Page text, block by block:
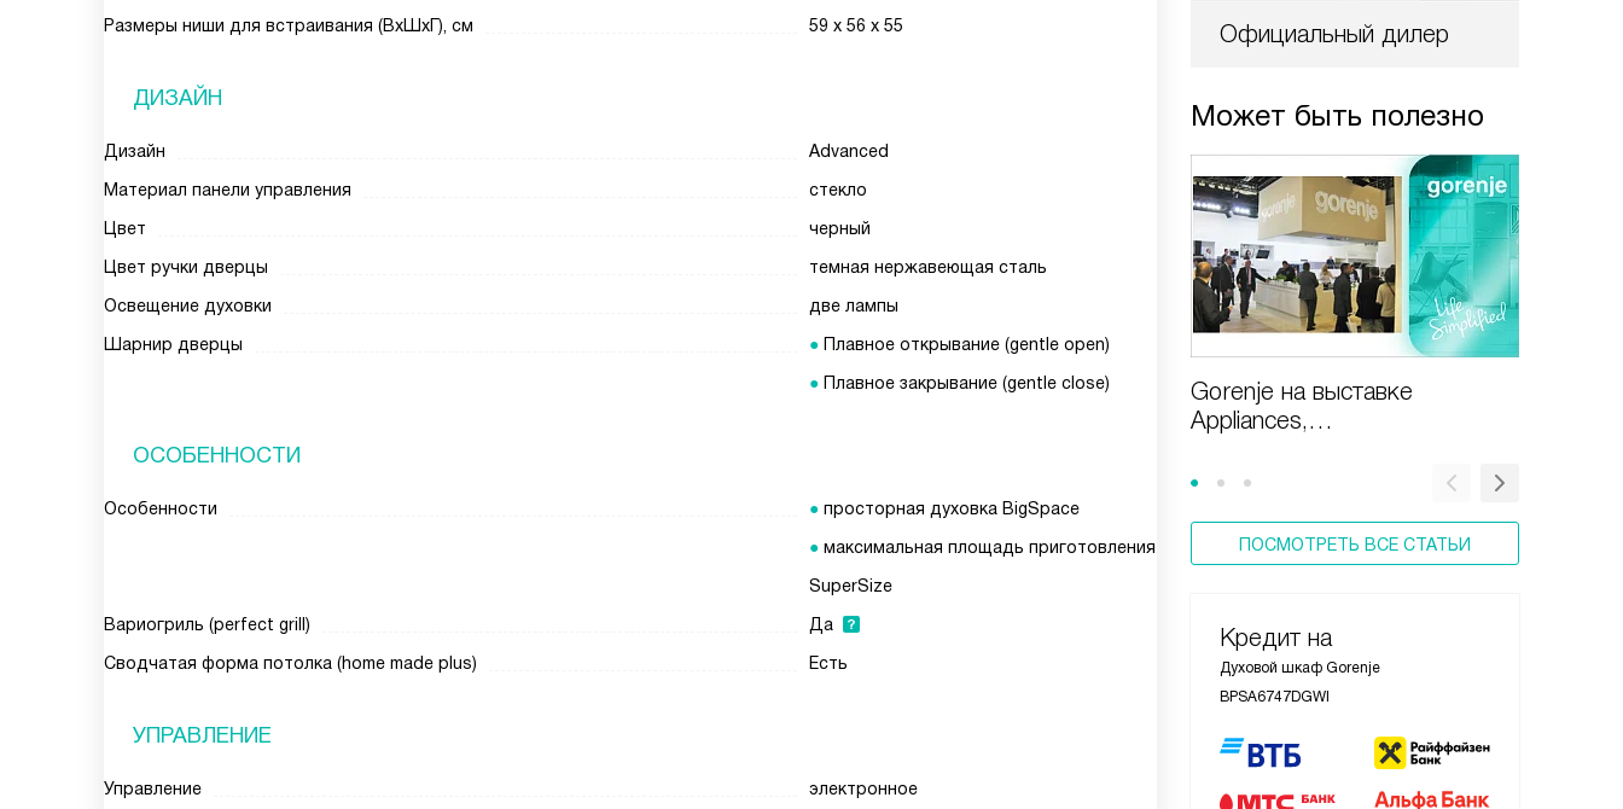
Официальный дилер
Может быть полезно
Gorenje на выставке
Appliances,
ПОСМОТРЕТЬ ВСЕ СТАТЬИ
Кредит на
Духовой шкаф Gorenje
BPSA6747DGWI
Размеры ниши для встраивания (ВxШxГ), см
59 х 56 х 55
ДИЗАЙН
Дизайн
Advanced
Материал панели управления
стекло
Цвет
черный
Цвет ручки дверцы
темная нержавеющая сталь
Освещение духовки
две лампы
Шарнир дверцы
Плавное открывание (gentle open)
Плавное закрывание (gentle close)
ОСОБЕННОСТИ
Особенности
просторная духовка BigSpace
максимальная площадь приготовления
SuperSize
Вариогриль (perfect grill)
Да
Cводчатая форма потолка (home made plus)
Есть
УПРАВЛЕНИЕ
Управление
электронное